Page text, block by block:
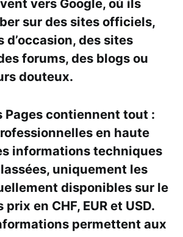
vers Google, où ils
sur des sites officiels,
d’occasion, des sites
forums, des blogs ou
douteux.
Pages contiennent tout :
en haute
informations techniques
uniquement les
disponibles sur le
en CHF, EUR et USD.
permettent aux